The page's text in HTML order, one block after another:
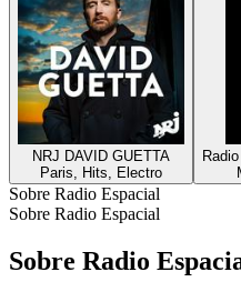
NRJ DAVID GUETTA
Paris, Hits, Electro
Sobre Radio Espacial
Sobre Radio Espacial
Sobre Radio